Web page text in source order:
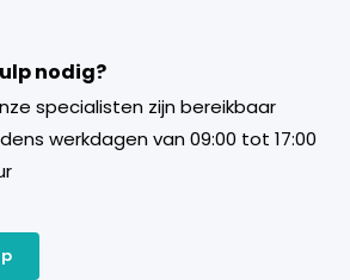
nodig?
specialisten zijn bereikbaar
werkdagen van 09:00 tot 17:00